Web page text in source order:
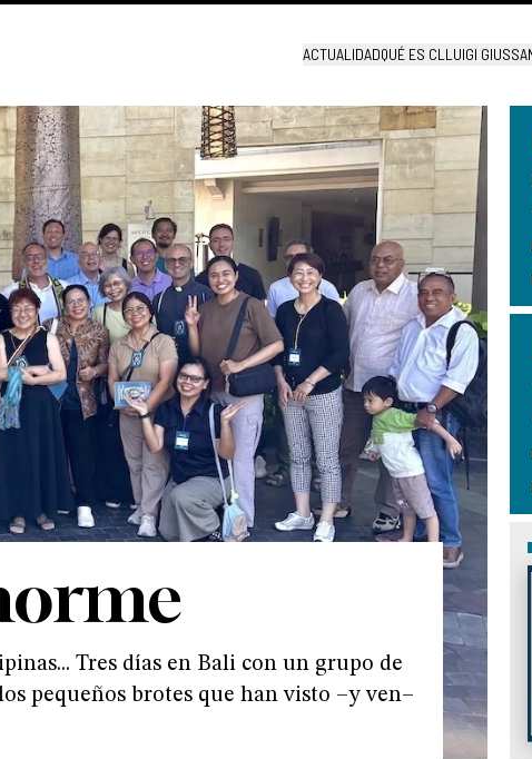
ACTUALIDADQUÉ ES CL LUIGI
Tres días en Bali con un grupo de
pequeños brotes que han visto –y ven–